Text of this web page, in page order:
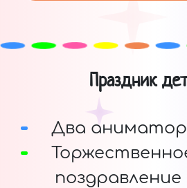
Праздник
Два
поздравление